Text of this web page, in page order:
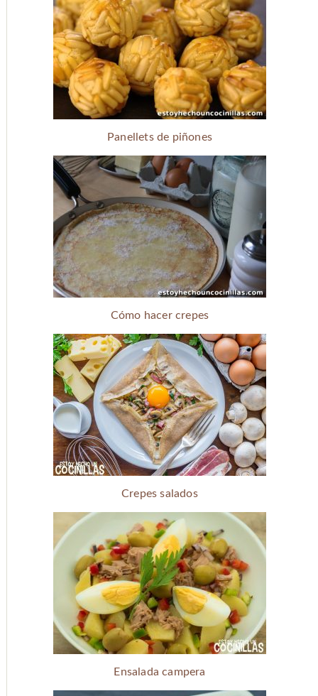
Panellets de piñones
Cómo hacer crepes
Crepes salados
Ensalada campera